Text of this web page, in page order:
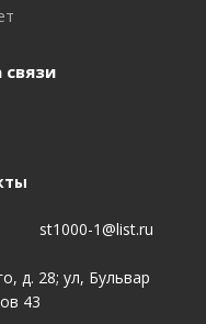
связи
st1000-1@list.ru
д. 28; ул, Бульвар
43